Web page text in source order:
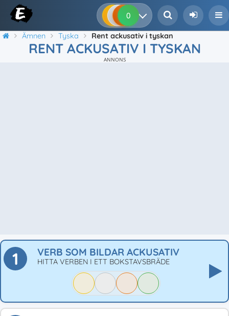
0 0 0
Ämnen Tyska Rent ackusativ i tyskan
RENT ACKUSATIV I TYSKAN
ANNONS
1 VERB SOM BILDAR ACKUSATIV
HITTA VERBEN I ETT BOKSTAVSBRÄDE